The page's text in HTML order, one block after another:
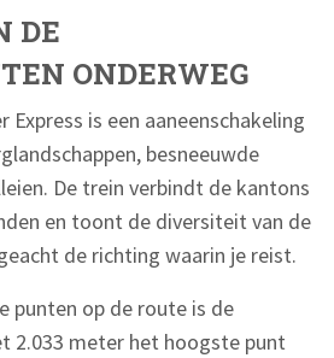
DE
ONDERWEG
Express is een aaneenschakeling
besneeuwde
De trein verbindt de kantons
en toont de diversiteit van de
de richting waarin je reist.
punten op de route is de
2.033 meter het hoogste punt